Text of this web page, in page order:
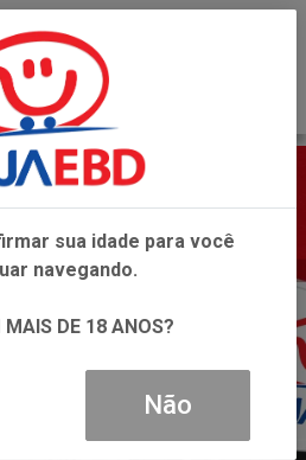
sua idade para você
navegando.
MAIS DE 18 ANOS?
Não